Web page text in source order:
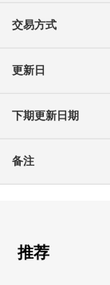
交易方式
更新日
下期更新日期
备注
推荐